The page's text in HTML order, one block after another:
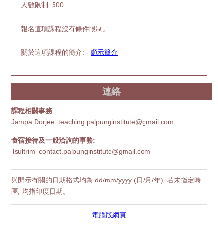
人數限制: 500
報名這項課程沒有條件限制。
關於這項課程的簡介: -顯示簡介
連絡
課程相關事務
Jampa Dorjee: teaching.palpunginstitute@gmail.com
食宿接待及一般洽詢的事務:
Tsultrim: contact.palpunginstitute@gmail.com
與開示有關的日期格式均為 dd/mm/yyyy (日/月/年), 若未指定時
區, 均指印度日期。
電腦版網頁